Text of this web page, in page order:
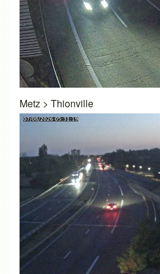
Metz > Thionville